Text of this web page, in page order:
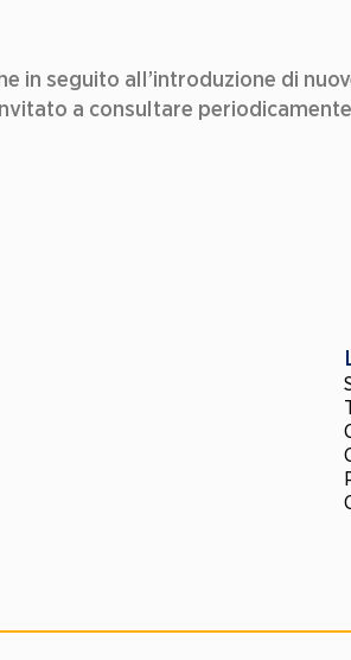
in seguito all’introduzione di
a consultare